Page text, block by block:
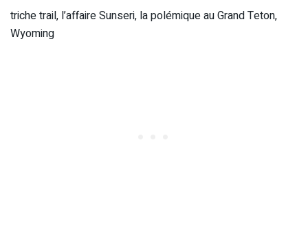
triche trail, l’affaire Sunseri, la polémique au Grand Teton,
Wyoming